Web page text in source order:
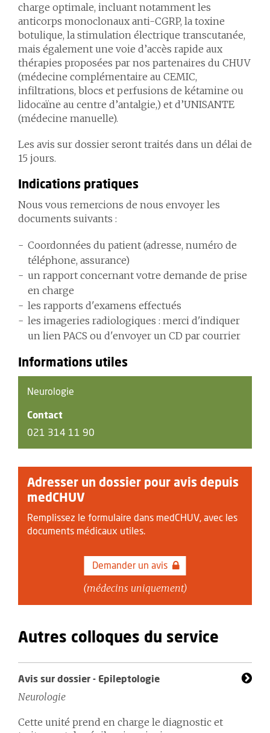
charge optimale, incluant notamment les
anticorps monoclonaux anti-CGRP, la toxine
botulique, la stimulation électrique transcutanée,
mais également une voie d’accès rapide aux
thérapies proposées par nos partenaires du CHUV
(médecine complémentaire au CEMIC,
infiltrations, blocs et perfusions de kétamine ou
lidocaïne au centre d’antalgie,) et d’UNISANTE
(médecine manuelle).
Les avis sur dossier seront traités dans un délai de
15 jours.
Indications pratiques
Nous vous remercions de nous envoyer les
documents suivants :
Coordonnées du patient (adresse, numéro de
téléphone, assurance)
un rapport concernant votre demande de prise
en charge
les rapports d'examens effectués
les imageries radiologiques : merci d'indiquer
un lien PACS ou d'envoyer un CD par courrier
Informations utiles
Neurologie
Contact
021 314 11 90
Adresser un dossier pour avis depuis
medCHUV
Remplissez le formulaire dans medCHUV, avec les
documents médicaux utiles.
Demander un avis
(médecins uniquement)
Autres colloques du service
Avis sur dossier - Epileptologie
Neurologie
Cette unité prend en charge le diagnostic et